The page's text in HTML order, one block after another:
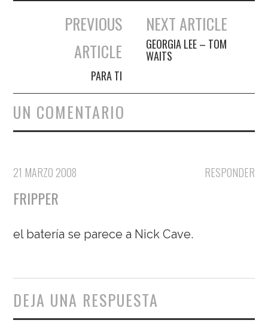
Navegación de entradas
PREVIOUS
ARTICLE
PARA TI
NEXT ARTICLE
GEORGIA LEE – TOM
WAITS
UN COMENTARIO
RESPONDER
21 MARZO 2008
FRIPPER
el batería se parece a Nick Cave.
DEJA UNA RESPUESTA